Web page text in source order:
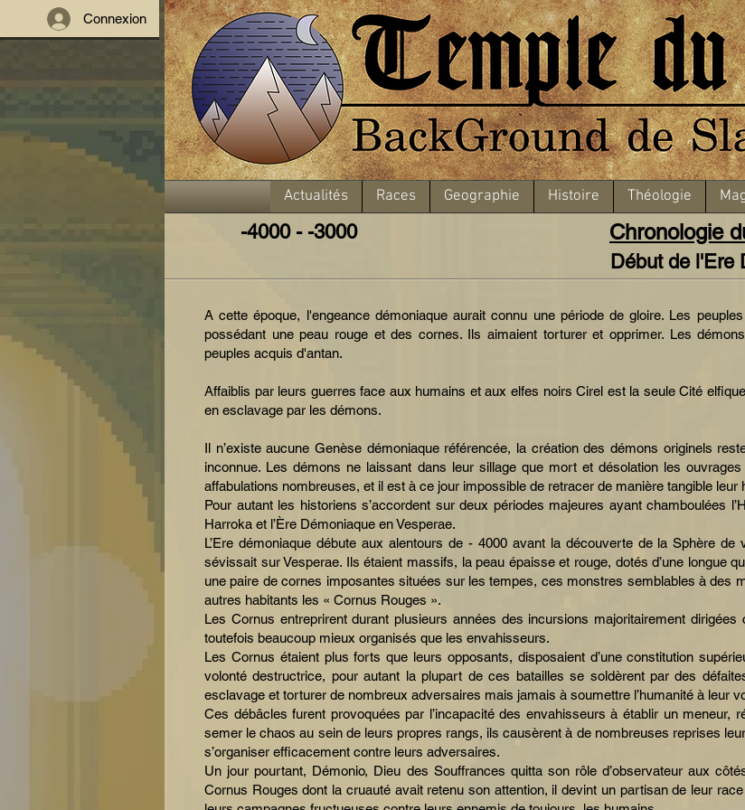
Connexion
Actualités Races Geographie Histoire Théologie
-4000 - -3000 Chronologie
Début de l'Ere
A cette époque, l'engeance démoniaque aurait connu une période de gloire. Les
possédant une peau rouge et des cornes. Ils aimaient torturer et opprimer. Les
peuples acquis d'antan.
Affaiblis par leurs guerres face aux humains et aux elfes noirs Cirel est la seule Cité
en esclavage par les démons.
Il n’existe aucune Genèse démoniaque référencée, la création des démons originels
inconnue. Les démons ne laissant dans leur sillage que mort et désolation les
affabulations nombreuses, et il est à ce jour impossible de retracer de manière tangible leur
Pour autant les historiens s’accordent sur deux périodes majeures ayant chamboulées
Harroka et l’Ère Démoniaque en Vesperae.
L’Ere démoniaque débute aux alentours de - 4000 avant la découverte de la Sphère
sévissait sur Vesperae. Ils étaient massifs, la peau épaisse et rouge, dotés d’une longue
une paire de cornes imposantes situées sur les tempes, ces monstres semblables à des
autres habitants les « Cornus Rouges ».
Les Cornus entreprirent durant plusieurs années des incursions majoritairement
toutefois beaucoup mieux organisés que les envahisseurs.
Les Cornus étaient plus forts que leurs opposants, disposaient d’une constitution
volonté destructrice, pour autant la plupart de ces batailles se soldèrent par des
esclavage et torturer de nombreux adversaires mais jamais à soumettre l’humanité à leur
Ces débâcles furent provoquées par l’incapacité des envahisseurs à établir un meneur,
semer le chaos au sein de leurs propres rangs, ils causèrent à de nombreuses reprises
s’organiser efficacement contre leurs adversaires.
Un jour pourtant, Démonio, Dieu des Souffrances quitta son rôle d’observateur aux
Cornus Rouges dont la cruauté avait retenu son attention, il devint un partisan de leur